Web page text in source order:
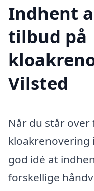
Indhent
tilbud på
Vilsted
Når du står
kloakrenovering
god idé at
forskellige